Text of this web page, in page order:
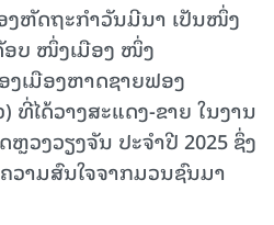
ງຫັດຖະກໍາວັນມີນາ ເປັນໜຶ່ງ
ອບ ໜຶ່ງເມືອງ ໜຶ່ງ
ເມືອງຫາດຊາຍຟອງ
ໄດ້ວາງສະແດງ-ຂາຍ ໃນງານ
ວງວຽງຈັນ ປະຈໍາປີ 2025 ຊຶ່ງ
ວາມສົນໃຈຈາກມວນຊົນມາ